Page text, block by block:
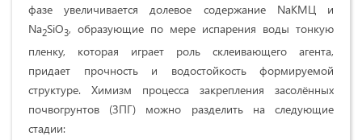
фазе увеличивается долевое содержание NaКМЦ и
Na2SiO3, образующие по мере испарения воды тонкую
пленку, которая играет роль склеивающего агента,
придает прочность и водостойкость формируемой
структуре. Химизм процесса закрепления засолённых
почвогрунтов (ЗПГ) можно разделить на следующие
стадии: